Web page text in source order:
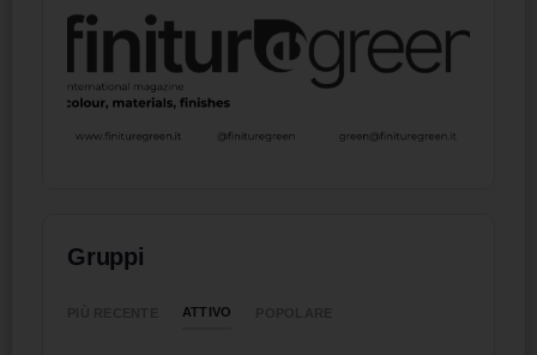
Gruppi
ATTIVO